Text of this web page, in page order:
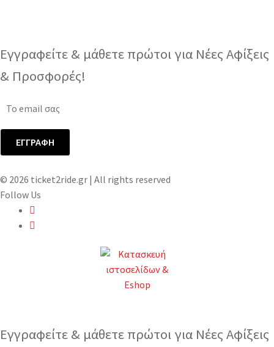
να
Εγγραφείτε & μάθετε πρώτοι για Νέες Αφίξεις
& Προσφορές!
© 2026 ticket2ride.gr | All rights reserved
Follow Us
Εγγραφείτε & μάθετε πρώτοι για Νέες Αφίξεις